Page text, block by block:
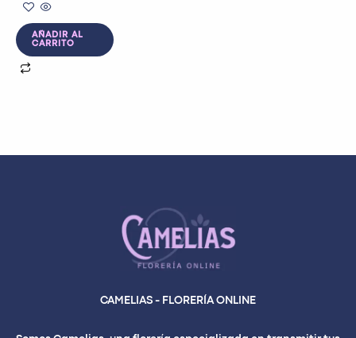
AÑADIR AL
CARRITO
CAMELIAS - FLORERÍA ONLINE